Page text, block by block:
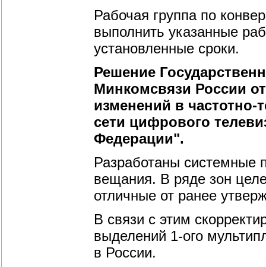
Рабочая группа по
выполнить указанные
установленные сроки.
Решение
Минкомсвязи России
изменений в
сети цифрового
Федерации".
Разработаны системные
вещания. В ряде зон
отличные от ранее
В связи с этим
выделений 1-ого
в России.